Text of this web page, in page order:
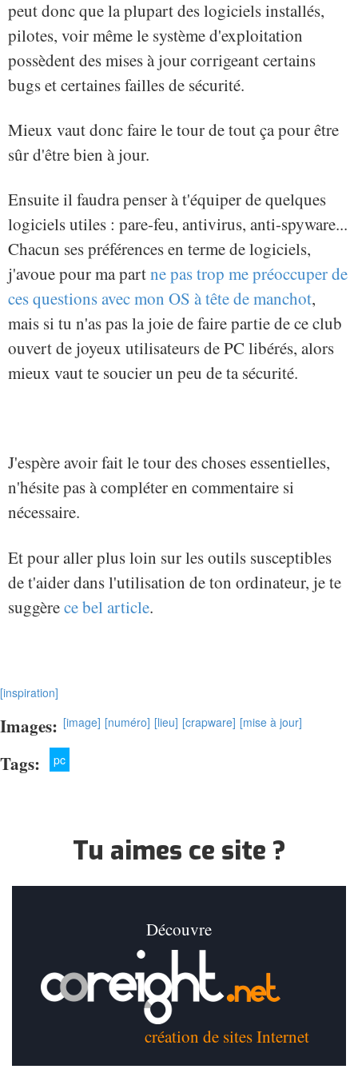
peut donc que la plupart des logiciels installés,
pilotes, voir même le système d'exploitation
possèdent des mises à jour corrigeant certains
bugs et certaines failles de sécurité.
Mieux vaut donc faire le tour de tout ça pour être
sûr d'être bien à jour.
Ensuite il faudra penser à t'équiper de quelques
logiciels utiles : pare-feu, antivirus, anti-spyware...
Chacun ses préférences en terme de logiciels,
j'avoue pour ma partne pas trop me préoccuper de
ces questions avec mon OS à tête de manchot,
mais si tu n'as pas la joie de faire partie de ce club
ouvert de joyeux utilisateurs de PC libérés, alors
mieux vaut te soucier un peu de ta sécurité.
J'espère avoir fait le tour des choses essentielles,
n'hésite pas à compléter en commentaire si
nécessaire.
Et pour aller plus loin sur les outils susceptibles
de t'aider dans l'utilisation de ton ordinateur, je te
suggèrece bel article.
[inspiration]
Images: [image] [numéro] [lieu] [crapware] [mise à jour]
Tags: pc
Tu aimes ce site ?
Découvre
création de sites Internet